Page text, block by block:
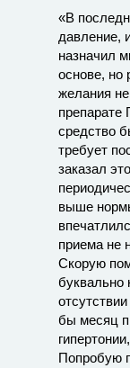
«В
давление,
назначил
основе, но
желания
препарате
средство
требует
заказал
выше
приема не
Скорую
буквально
бы месяц
Попробую